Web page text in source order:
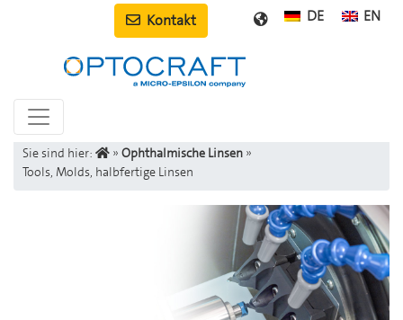
Kontakt DE EN
Sie sind hier: » Ophthalmische Linsen »
Tools, Molds, halbfertige Linsen